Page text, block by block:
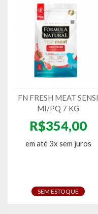
FN FRESH MEAT SENSI
MI/PQ 7 KG
R$354,00
em até 3x sem juros
SEM ESTOQUE